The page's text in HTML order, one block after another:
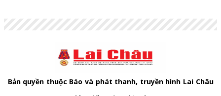
Bản quyền thuộc Báo và phát thanh, truyền hình Lai Châu